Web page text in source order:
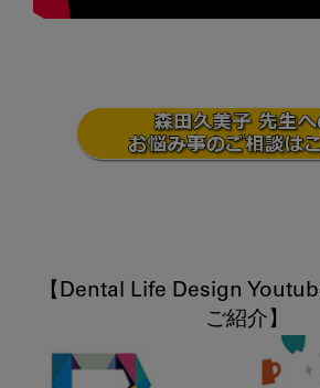
【Dental Life Design